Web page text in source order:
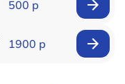
500 р
1900 р